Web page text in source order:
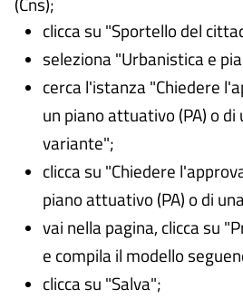
clicca su "Sportello del
seleziona "Urbanistica e
cerca l'istanza "Chiedere
un piano attuativo (PA) o di
variante";
clicca su "Chiedere
piano attuativo (PA) o di
vai nella pagina, clicca su
e compila il modello
clicca su "Salva";